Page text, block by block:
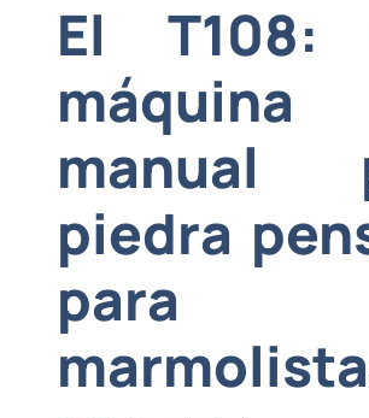
El T108:
máquina
manual
piedra
para